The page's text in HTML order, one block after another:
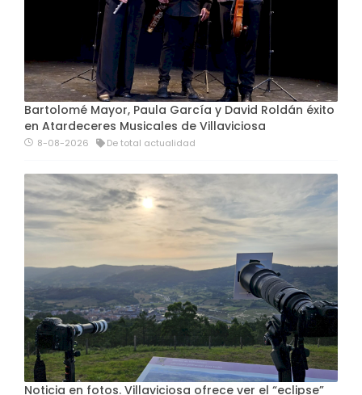
Bartolomé Mayor, Paula García y David Roldán éxito
en Atardeceres Musicales de Villaviciosa
8-08-2026 De total actualidad
Noticia en fotos. Villaviciosa ofrece ver el “eclipse”